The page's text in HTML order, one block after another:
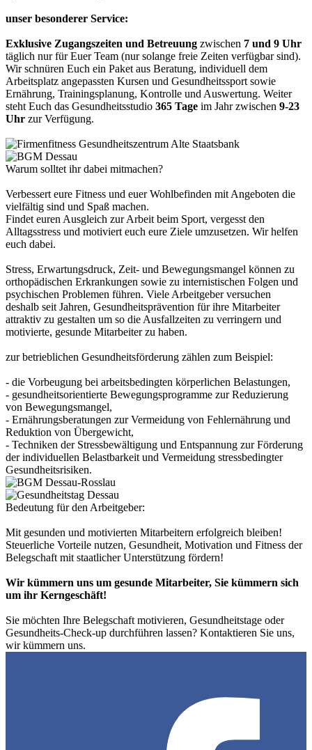
unser besonderer Service:
Exklusive Zugangszeiten und Betreuung zwischen 7 und 9 Uhr
täglich nur für Euer Team (nur solange freie Zeiten verfügbar sind).
Wir schnüren Euch ein Paket aus Beratung, individuell dem
Arbeitsplatz angepassten Kursen und Gesundheitssport sowie
Ernährung, Trainingsplanung, Kontrolle und Auswertung. Weiter
steht Euch das Gesundheitsstudio 365 Tage im Jahr zwischen 9-23
Uhr zur Verfügung.
Warum solltet ihr dabei mitmachen?
Verbessert eure Fitness und euer Wohlbefinden mit Angeboten die
vielfältig sind und Spaß machen.
Findet euren Ausgleich zur Arbeit beim Sport, vergesst den
Alltagsstress und motiviert euch eure Ziele umzusetzen. Wir helfen
euch dabei.
Stress, Erwartungsdruck, Zeit- und Bewegungsmangel können zu
orthopädischen Erkrankungen sowie zu internistischen Folgen und
psychischen Problemen führen. Viele Arbeitgeber versuchen
deshalb seit Jahren, Gesundheitsprävention für ihre Mitarbeiter
attraktiv zu gestalten um so die Ausfallzeiten zu verringern und
motivierte, gesunde Mitarbeiter zu haben.
zur betrieblichen Gesundheitsförderung zählen zum Beispiel:
- die Vorbeugung bei arbeitsbedingten körperlichen Belastungen,
- gesundheitsorientierte Bewegungsprogramme zur Reduzierung
von Bewegungsmangel,
- Ernährungsberatungen zur Vermeidung von Fehlernährung und
Reduktion von Übergewicht,
- Techniken der Stressbewältigung und Entspannung zur Förderung
der individuellen Belastbarkeit und Vermeidung stressbedingter
Gesundheitsrisiken.
Bedeutung für den Arbeitgeber:
Mit gesunden und motivierten Mitarbeitern erfolgreich bleiben!
Steuerliche Vorteile nutzen, Gesundheit, Motivation und Fitness der
Belegschaft mit staatlicher Unterstützung fördern!
Wir kümmern uns um gesunde Mitarbeiter, Sie kümmern sich
um ihr Kerngeschäft!
Sie möchten Ihre Belegschaft motivieren, Gesundheitstage oder
Gesundheits-Check-up durchführen lassen? Kontaktieren Sie uns,
wir kümmern uns.